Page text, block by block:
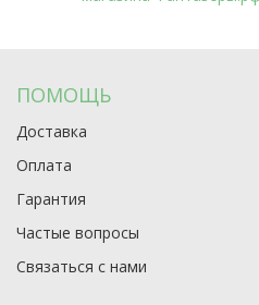
ПОМОЩЬ
Доставка
Оплата
Гарантия
Частые вопросы
Связаться с нами